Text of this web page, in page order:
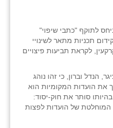
לתוקף "כתבי שיפוי"
תכניות מתאר לשינויי
לקראת תביעות פיצויים
הנדל וברון, כי זהו נוהג
את הועדות המקומיות הוא
סותר את חוק-יסוד:
המוחלטת של הועדות לפצות